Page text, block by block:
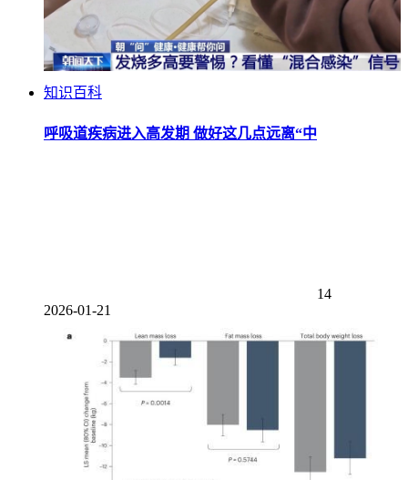
知识百科
呼吸道疾病进入高发期 做好这几点远离“中
14
2026-01-21